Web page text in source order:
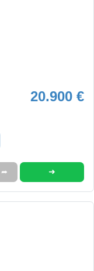
20.900 €
➦ ➜